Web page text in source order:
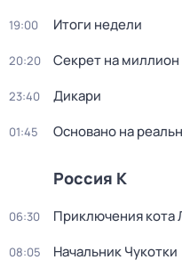
19:00 Итоги недели
20:20 Секрет на миллион
23:40 Дикари
01:45 Основано на
Россия К
06:30 Приключения кота
08:05 Начальник Чукотки